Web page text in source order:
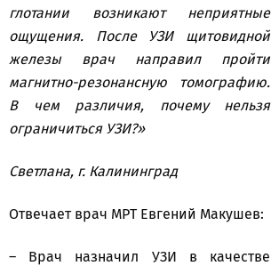
глотании возникают неприятные
ощущения. После УЗИ щитовидной
железы врач направил пройти
магнитно-резонансную томографию.
В чем различия, почему нельзя
ограничиться УЗИ?»
Светлана, г. Калининград
Отвечает врач МРТ Евгений Макушев:
– Врач назначил УЗИ в качестве